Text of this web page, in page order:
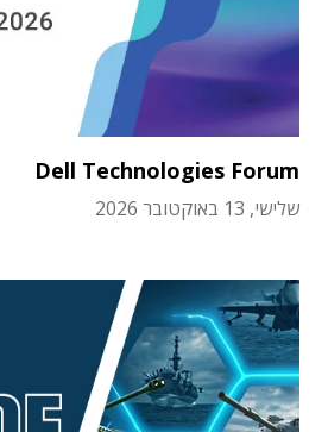
Dell Technologies Forum
שלישי, 13 באוקטובר 2026